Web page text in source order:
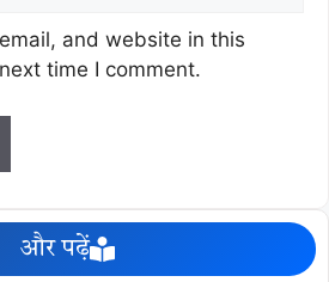
and website in this
time I comment.
और पढ़ें